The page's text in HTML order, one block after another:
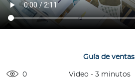
d
o
r
Ingresar a Mi Bupa
Guía de ventas
0 Video -3 minutos